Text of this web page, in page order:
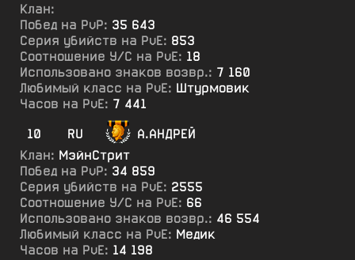
Клан:
Побед на PvP: 35 643
Серия убийств на PvE: 853
Соотношение У/С на PvE: 18
Использовано знаков возвр.: 7 160
Любимый класс на PvE: Штурмовик
Часов на PvE: 7 441
10
RU
А.АНДРЕЙ
Клан: МэйнСтрит
Побед на PvP: 34 859
Серия убийств на PvE: 2555
Соотношение У/С на PvE: 66
Использовано знаков возвр.: 46 554
Любимый класс на PvE: Медик
Часов на PvE: 14 198